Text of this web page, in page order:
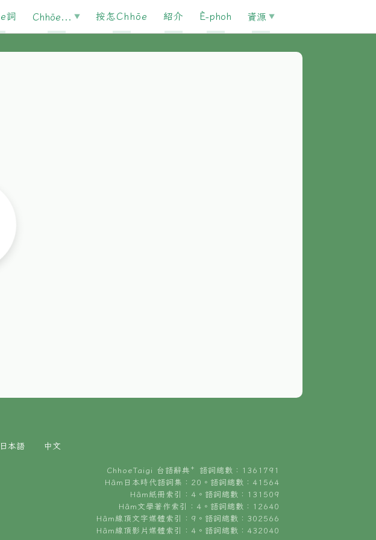
詞 Chhōe... 按怎Chhōe 紹介 È-phoh 資源
日本語 中文
ChhoeTaigi 台語辭典⁺ 語詞總數：1361791
Hâm日本時代語詞集：20。語詞總數：41564
Hâm紙冊索引：4。語詞總數：131509
Hâm文學著作索引：4。語詞總數：12640
Hâm線頂文字媒體索引：9。語詞總數：302566
Hâm線頂影片媒體索引：4。語詞總數：432040